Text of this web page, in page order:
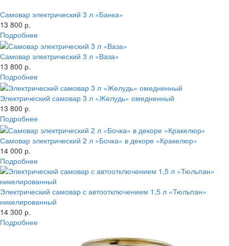
Самовар электрический 3 л «Банка»
13 800 р.
Подробнее
Самовар электрический 3 л «Ваза»
13 800 р.
Подробнее
Электрический самовар 3 л «Желудь» омедненный
13 800 р.
Подробнее
Самовар электрический 2 л «Бочка» в декоре «Кракелюр»
14 000 р.
Подробнее
Электрический самовар с автоотключением 1,5 л «Тюльпан»
никелированный
14 300 р.
Подробнее